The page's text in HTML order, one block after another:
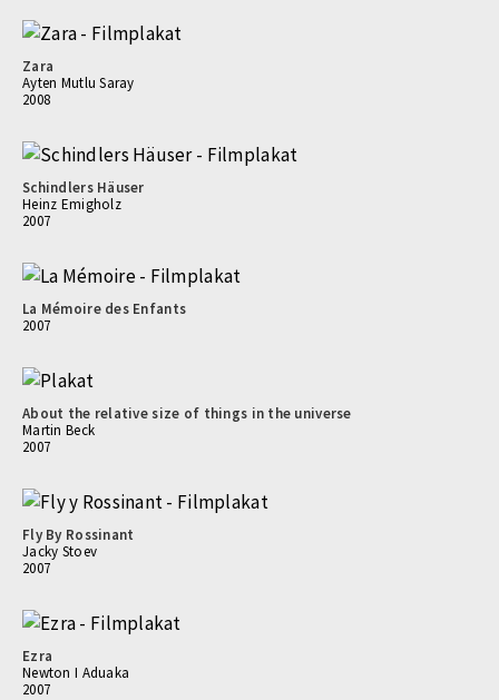
Zara
Ayten Mutlu Saray
2008
Schindlers Häuser
Heinz Emigholz
2007
La Mémoire des Enfants
2007
About the relative size of things in the universe
Martin Beck
2007
Fly By Rossinant
Jacky Stoev
2007
Ezra
Newton I Aduaka
2007